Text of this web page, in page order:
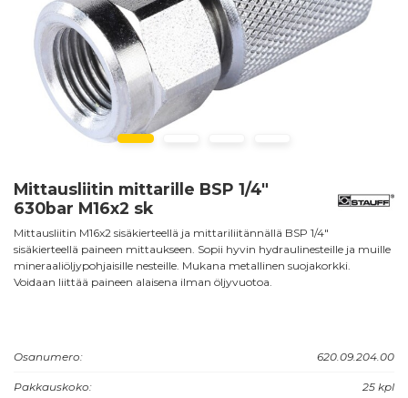
Mittausliitin mittarille BSP 1/4"
630bar M16x2 sk
Mittausliitin M16x2 sisäkierteellä ja mittariliitännällä BSP 1/4"
sisäkierteellä paineen mittaukseen. Sopii hyvin hydraulinesteille ja muille
mineraaliöljypohjaisille nesteille. Mukana metallinen suojakorkki.
Voidaan liittää paineen alaisena ilman öljyvuotoa.
Osanumero: 620.09.204.00
Pakkauskoko: 25 kpl